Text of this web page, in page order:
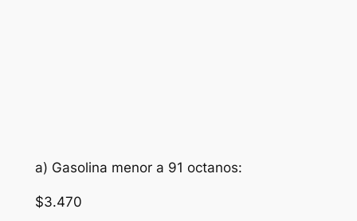
a) Gasolina menor a 91 octanos:
$3.470